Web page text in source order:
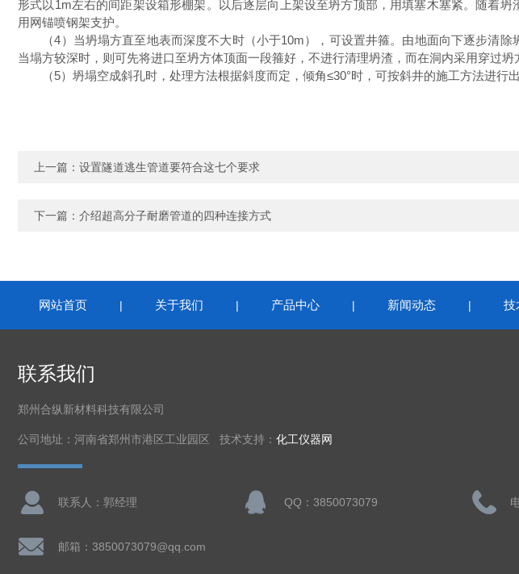
形式以1m左右的间距架设箱形棚架。以后逐层向上架设至坍方顶部，用填塞木塞紧。随着
用网锚喷钢架支护。
（4）当坍塌方直至地表而深度不大时（小于10m），可设置井箍。由地面向下逐步清除
当塌方较深时，则可先将进口至坍方体顶面一段箍好，不进行清理坍渣，而在洞内采用穿过坍
（5）坍塌空成斜孔时，处理方法根据斜度而定，倾角≤30°时，可按斜井的施工方法进行
上一篇： 设置隧道逃生管道要符合这七个要求
下一篇： 介绍超高分子耐磨管道的四种连接方式
网站首页 | 关于我们 | 产品中心 | 新闻动态 | 技
联系我们
郑州合纵新材料科技有限公司
公司地址：河南省郑州市港区工业园区 技术支持： 化工仪器网
联系人：郭经理 QQ：3850073079
邮箱：3850073079@qq.com